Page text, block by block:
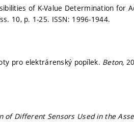
of K-Value Determination for
10, p. 1-25. ISSN: 1996-1944.
pro elektrárenský popílek. Beton,
of Different Sensors Used in the